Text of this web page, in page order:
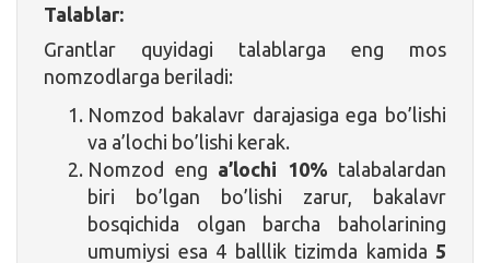
Talablar:
Grantlar quyidagi talablarga eng mos
nomzodlarga beriladi:
Nomzod bakalavr darajasiga ega bo’lishi
va a’lochi bo’lishi kerak.
Nomzod eng a’lochi 10% talabalardan
biri bo’lgan bo’lishi zarur, bakalavr
bosqichida olgan barcha baholarining
umumiysi esa 4 balllik tizimda kamida 5